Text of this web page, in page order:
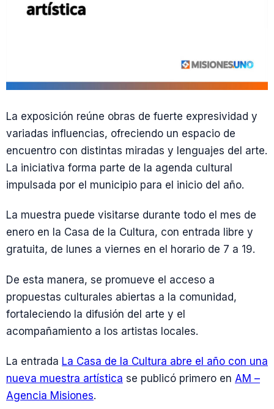
La exposición reúne obras de fuerte expresividad y
variadas influencias, ofreciendo un espacio de
encuentro con distintas miradas y lenguajes del arte.
La iniciativa forma parte de la agenda cultural
impulsada por el municipio para el inicio del año.
La muestra puede visitarse durante todo el mes de
enero en la Casa de la Cultura, con entrada libre y
gratuita, de lunes a viernes en el horario de 7 a 19.
De esta manera, se promueve el acceso a
propuestas culturales abiertas a la comunidad,
fortaleciendo la difusión del arte y el
acompañamiento a los artistas locales.
La entrada La Casa de la Cultura abre el año con una
nueva muestra artística se publicó primero en AM –
Agencia Misiones.